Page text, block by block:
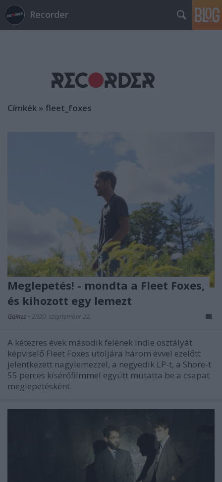
Recorder
Címkék » fleet_foxes
Meglepetés! - mondta a Fleet Foxes,
és kihozott egy lemezt
Gaines • 2020. szeptember 22.
A kétezres évek második felének indie osztályát
képviselő Fleet Foxes utoljára három évvel ezelőtt
jelentkezett nagylemezzel, a negyedik LP-t, a Shore-t
55 perces kísérőfilmmel együtt mutatta be a csapat
meglepetésként.